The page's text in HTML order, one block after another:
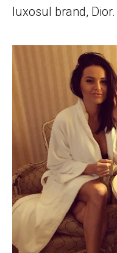
luxosul brand, Dior.